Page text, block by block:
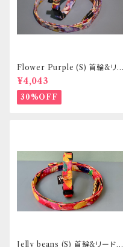
Flower Purple (S) 首輪&リ
ードセット _ 小型犬・小柄な中
型犬向き _ フントヒュッテオリジ
ナル
¥4,043
30%OFF
Jelly beans (S) 首輪&リードセ